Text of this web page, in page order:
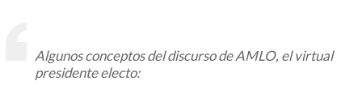
Algunos conceptos del discurso de AMLO, el virtual
presidente electo: